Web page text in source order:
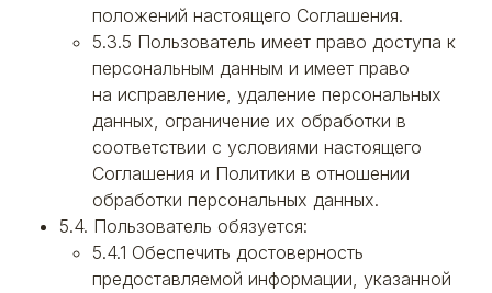
положений настоящего Соглашения.
5.3.5 Пользователь имеет право доступа к
персональным данным и имеет право
на исправление, удаление персональных
данных, ограничение их обработки в
соответствии с условиями настоящего
Соглашения и Политики в отношении
обработки персональных данных.
5.4. Пользователь обязуется:
5.4.1 Обеспечить достоверность
предоставляемой информации, указанной